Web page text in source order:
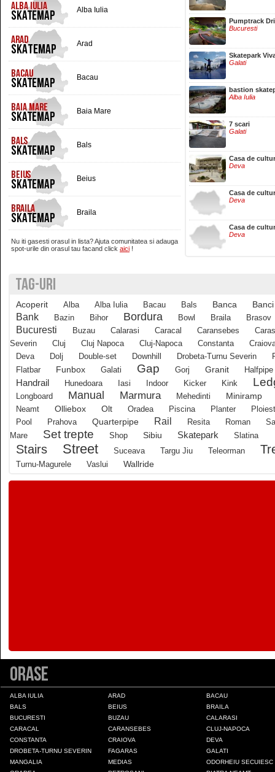
Alba Iulia
Arad
Bacau
Baia Mare
Bals
Beius
Braila
Brasov
Buzau
Calarasi
Calimanesti
Caransebes
Cluj-Napoca
Draganesti-Olt
Drobeta-Turnu Severin
Galati
Nu iti gasesti orasul in lista? Ajuta comunitatea si adauga
spot-urile din orasul tau facand click aici !
Pumptrack
Bucuresti
Skatepark
Galati
bastion
Alba Iulia
7 scari
Galati
Casa de
Deva
Casa de
Deva
Casa de
Deva
TAG-URI
Acoperit Alba Alba Iulia Bacau Bals Banca Banci
Bank Bazin Bihor Bordura Bowl Braila Brasov
Bucuresti Buzau Calarasi Caracal Caransebes
Severin
Cluj Cluj Napoca Cluj-Napoca Constanta
Deva
Dolj Double-set Downhill Drobeta-Turnu Severin
Flatbar
Funbox Galati Gap Gorj Granit Halfpipe
Handrail Hunedoara Iasi Indoor Kicker Kink
Longboard Manual Marmura Mehedinti
Miniramp
Neamt
Olliebox Olt Oradea Piscina Planter
Pool
Prahova Quarterpipe Rail Resita Roman
Mare
Set trepte Shop Sibiu Skatepark Slatina
Stairs Street Suceava Targu Jiu Teleorman
Turnu-Magurele Vaslui Wallride
Orase
ALBA IULIA ARAD
BACAU
BALS
BEIUS
BRAILA
BUCURESTI
BUZAU
CALARASI
CARACAL
CARANSEBES
CLUJ-NAPOCA
CONSTANTA
CRAIOVA
DEVA
DROBETA-TURNU SEVERIN
FAGARAS
GALATI
MANGALIA
MEDIAS
ODORHEIU SECUIESC